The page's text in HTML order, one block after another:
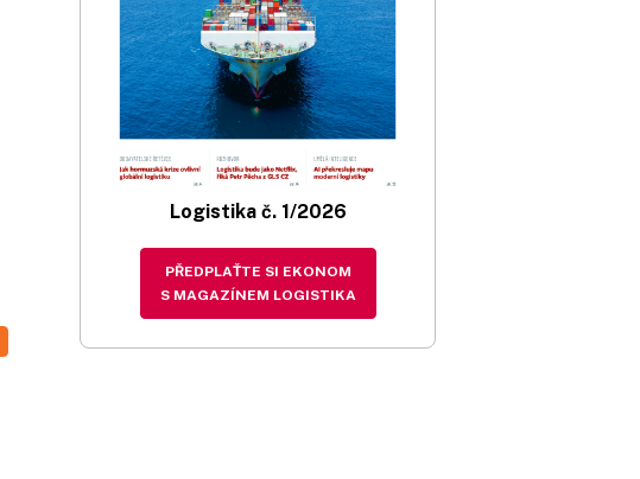
Logistika č. 1/2026
PŘEDPLAŤTE SI EKONOM
S MAGAZÍNEM LOGISTIKA